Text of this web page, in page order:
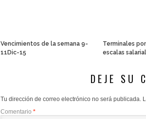
Vencimientos de la semana 9-
11Dic-15
Terminales
escalas
DEJE SU
Tu dirección de correo electrónico no será publicada.
Comentario *